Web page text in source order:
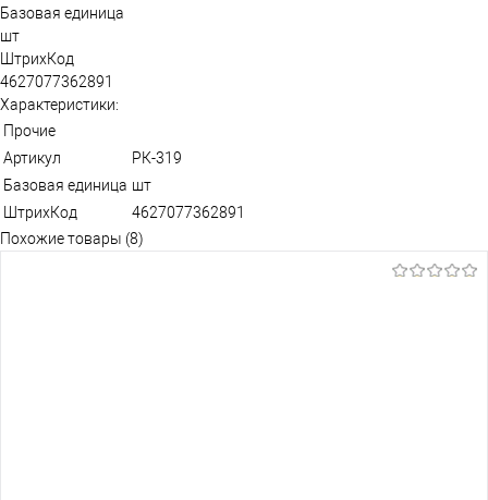
Базовая единица
шт
ШтрихКод
4627077362891
Характеристики:
Прочие
Артикул
РК-319
Базовая единица шт
ШтрихКод
4627077362891
Похожие товары (8)